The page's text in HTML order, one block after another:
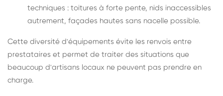
techniques : toitures à forte pente, nids inaccessibles
autrement, façades hautes sans nacelle possible.
Cette diversité d'équipements évite les renvois entre
prestataires et permet de traiter des situations que
beaucoup d'artisans locaux ne peuvent pas prendre en
charge.